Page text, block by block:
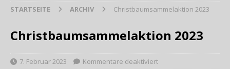
STARTSEITE ARCHIV Christbaumsammelaktion 2023
Christbaumsammelaktion 2023
7. Februar 2023 Kommentare deaktiviert